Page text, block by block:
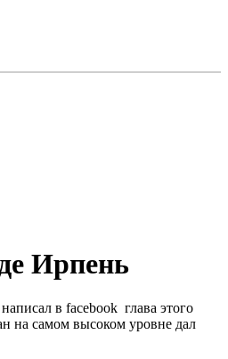
Ирпень
в facebook глава этого
на самом высоком уровне дал